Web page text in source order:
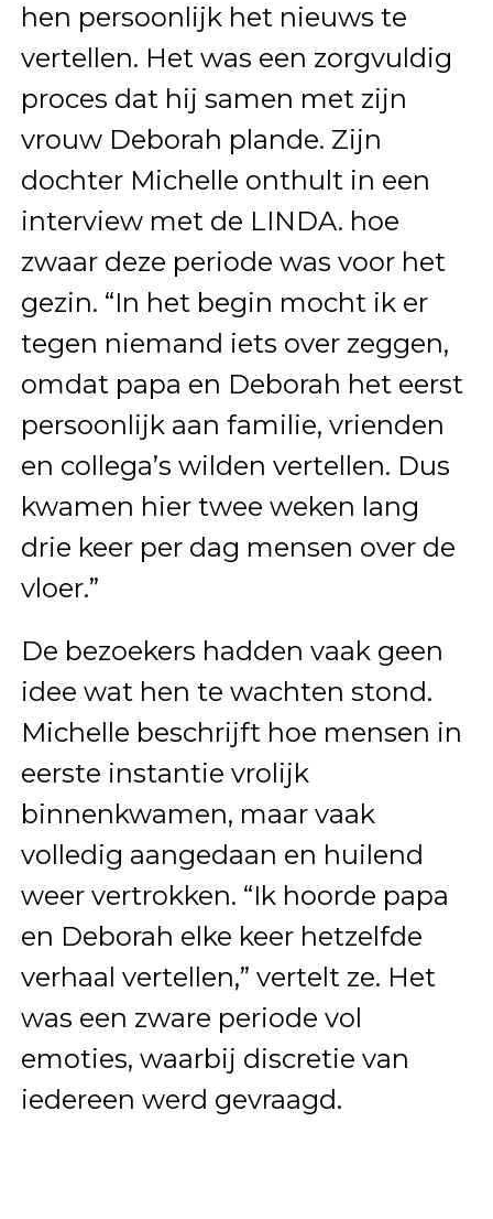
hen persoonlijk het nieuws te
vertellen. Het was een zorgvuldig
proces dat hij samen met zijn
vrouw Deborah plande. Zijn
dochter Michelle onthult in een
interview met de LINDA. hoe
zwaar deze periode was voor het
gezin. “In het begin mocht ik er
tegen niemand iets over zeggen,
omdat papa en Deborah het eerst
persoonlijk aan familie, vrienden
en collega’s wilden vertellen. Dus
kwamen hier twee weken lang
drie keer per dag mensen over de
vloer.”
De bezoekers hadden vaak geen
idee wat hen te wachten stond.
Michelle beschrijft hoe mensen in
eerste instantie vrolijk
binnenkwamen, maar vaak
volledig aangedaan en huilend
weer vertrokken. “Ik hoorde papa
en Deborah elke keer hetzelfde
verhaal vertellen,” vertelt ze. Het
was een zware periode vol
emoties, waarbij discretie van
iedereen werd gevraagd.